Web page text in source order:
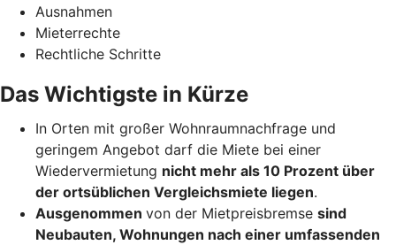
Ausnahmen
Mieterrechte
Rechtliche Schritte
Das Wichtigste in Kürze
In Orten mit großer Wohnraumnachfrage und
geringem Angebot darf die Miete bei einer
Wiedervermietung nicht mehr als 10 Prozent über
der ortsüblichen Vergleichsmiete liegen.
Ausgenommen von der Mietpreisbremse sind
Neubauten, Wohnungen nach einer umfassenden